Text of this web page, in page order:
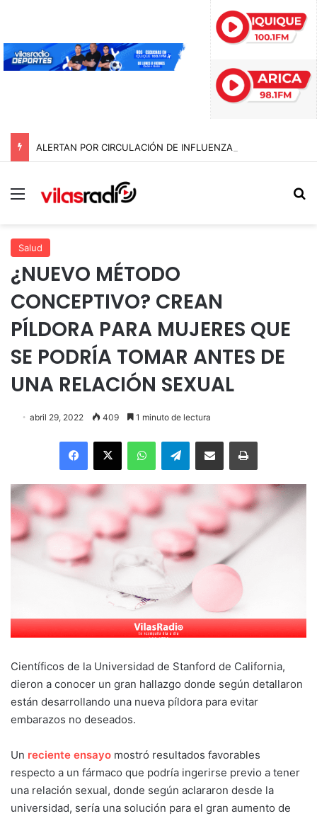
Menú
Salud
¿NUEVO MÉTODO
CONCEPTIVO? CREAN
PÍLDORA PARA MUJERES QUE
SE PODRÍA TOMAR ANTES DE
UNA RELACIÓN SEXUAL
abril 29, 2022 409 1 minuto de lectura
Facebook
X WhatsAppTelegramEnviar vía email Imprimir
Científicos de la Universidad de Stanford de California,
dieron a conocer un gran hallazgo donde según detallaron
están desarrollando una nueva píldora para evitar
embarazos no deseados.
Un reciente ensayo mostró resultados favorables
respecto a un fármaco que podría ingerirse previo a tener
una relación sexual, donde según aclararon desde la
universidad, sería una solución para el gran aumento de